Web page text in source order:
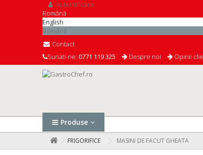
Autentificare
Română
English
Română
Contact
Sunati-ne: 0771 119 325 Despre noi Opinii
Produse
FRIGORIFICE MASINI DE FACUT GHEATA